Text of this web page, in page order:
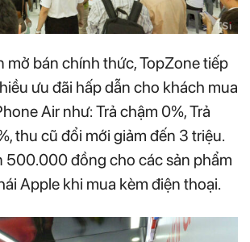
mở bán chính thức, TopZone tiếp
ưu đãi hấp dẫn cho khách mua
Air như: Trả chậm 0%, Trả
thu cũ đổi mới giảm đến 3 triệu.
500.000 đồng cho các sản phẩm
Apple khi mua kèm điện thoại.